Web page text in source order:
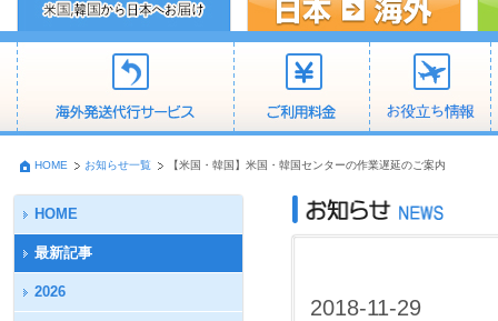
HOME お知らせ一覧 【米国・韓国】米国・韓国センターの作業遅延のご案内
HOME
最新記事
2026
2018-11-29